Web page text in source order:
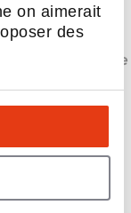
on aimerait
des
à offrir des
à son expertise
et à ses
comme un
au Québec.
Action Sport
aux soins de
ses clients.